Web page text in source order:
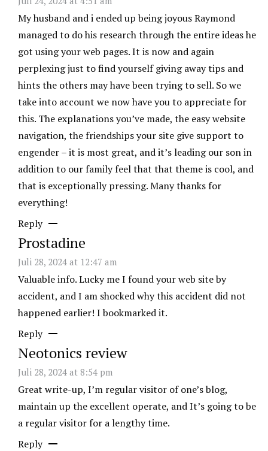
My husband and i ended up being joyous Raymond
managed to do his research through the entire ideas he
got using your web pages. It is now and again
perplexing just to find yourself giving away tips and
hints the others may have been trying to sell. So we
take into account we now have you to appreciate for
this. The explanations you’ve made, the easy website
navigation, the friendships your site give support to
engender – it is most great, and it’s leading our son in
addition to our family feel that that theme is cool, and
that is exceptionally pressing. Many thanks for
everything!
Reply
Prostadine
Juli 28, 2024 at 12:47 am
Valuable info. Lucky me I found your web site by
accident, and I am shocked why this accident did not
happened earlier! I bookmarked it.
Reply
Neotonics review
Juli 28, 2024 at 8:54 pm
Great write-up, I’m regular visitor of one’s blog,
maintain up the excellent operate, and It’s going to be
a regular visitor for a lengthy time.
Reply